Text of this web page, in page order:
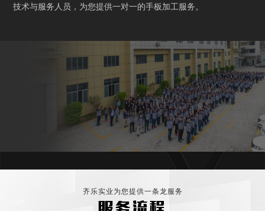
技术与服务人员，为您提供一对一的手板加工服务。
齐乐实业为您提供一条龙服务